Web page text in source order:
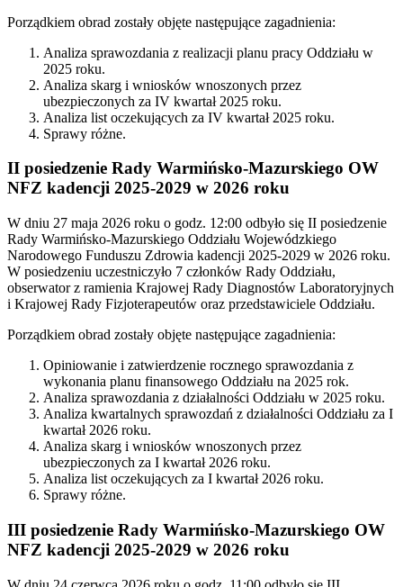
Porządkiem obrad zostały objęte następujące zagadnienia:
Analiza sprawozdania z realizacji planu pracy Oddziału w
2025 roku.
Analiza skarg i wniosków wnoszonych przez
ubezpieczonych za IV kwartał 2025 roku.
Analiza list oczekujących za IV kwartał 2025 roku.
Sprawy różne.
II posiedzenie Rady Warmińsko-Mazurskiego OW
NFZ kadencji 2025-2029 w 2026 roku
W dniu 27 maja 2026 roku o godz. 12:00 odbyło się II posiedzenie
Rady Warmińsko-Mazurskiego Oddziału Wojewódzkiego
Narodowego Funduszu Zdrowia kadencji 2025-2029 w 2026 roku.
W posiedzeniu uczestniczyło 7 członków Rady Oddziału,
obserwator z ramienia Krajowej Rady Diagnostów Laboratoryjnych
i Krajowej Rady Fizjoterapeutów oraz przedstawiciele Oddziału.
Porządkiem obrad zostały objęte następujące zagadnienia:
Opiniowanie i zatwierdzenie rocznego sprawozdania z
wykonania planu finansowego Oddziału na 2025 rok.
Analiza sprawozdania z działalności Oddziału w 2025 roku.
Analiza kwartalnych sprawozdań z działalności Oddziału za I
kwartał 2026 roku.
Analiza skarg i wniosków wnoszonych przez
ubezpieczonych za I kwartał 2026 roku.
Analiza list oczekujących za I kwartał 2026 roku.
Sprawy różne.
III posiedzenie Rady Warmińsko-Mazurskiego OW
NFZ kadencji 2025-2029 w 2026 roku